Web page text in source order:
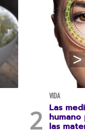
VIDA
Las
las